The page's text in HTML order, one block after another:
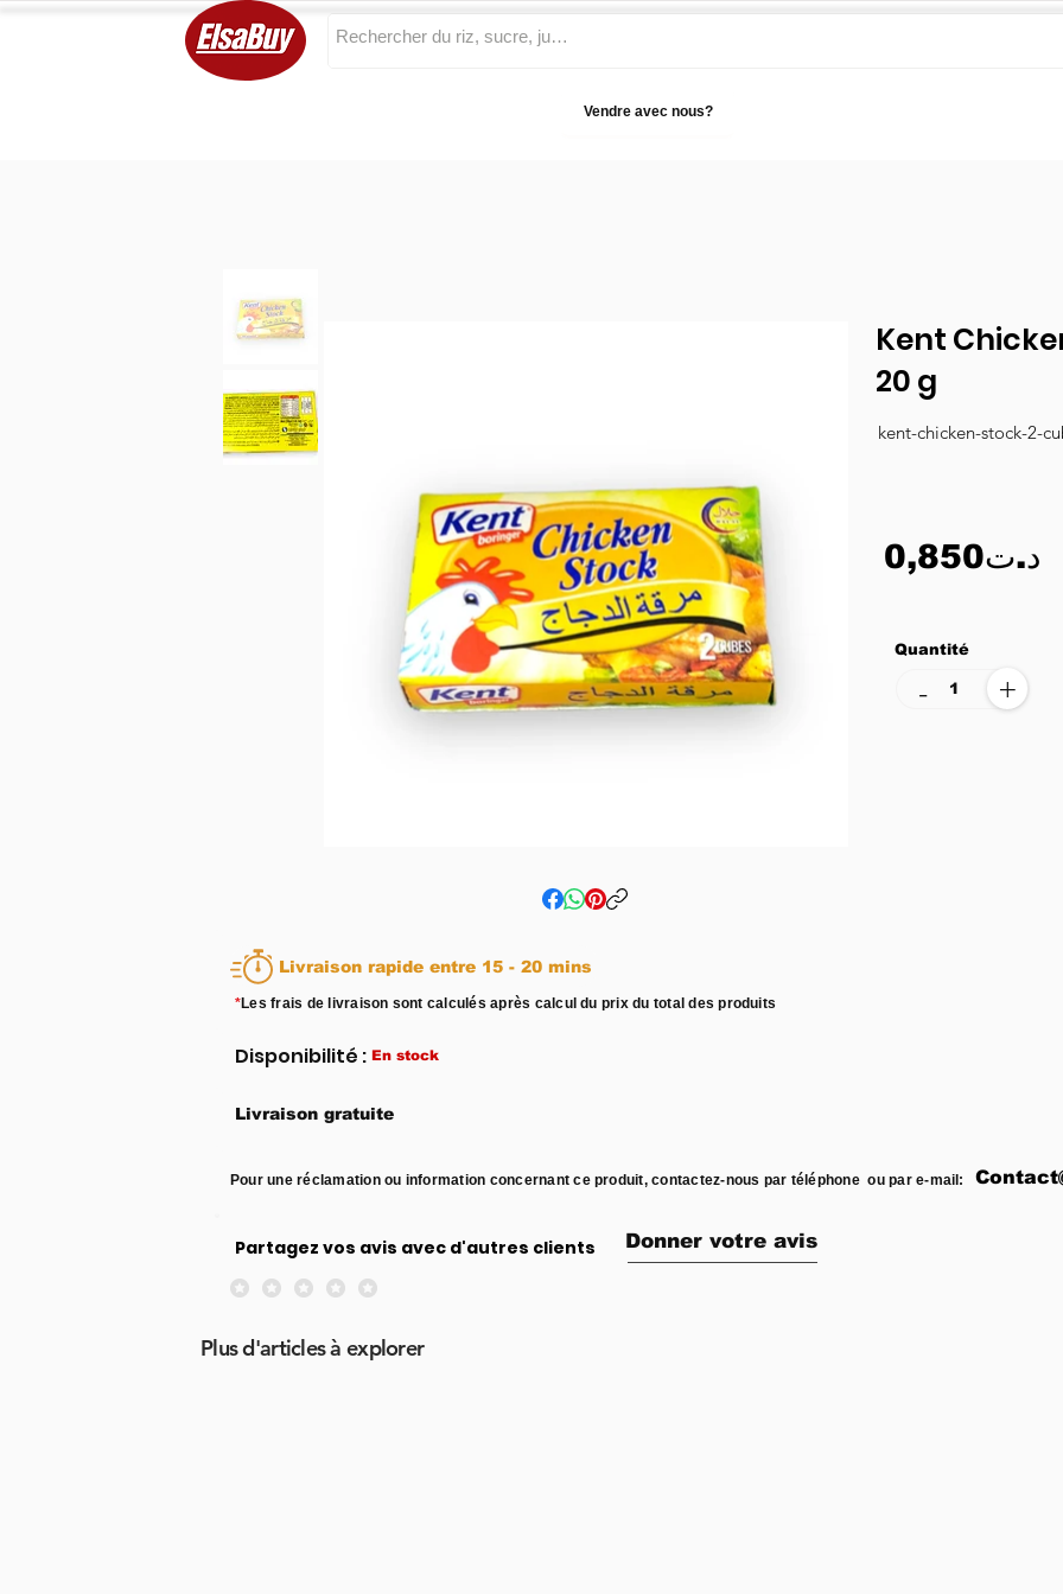
Vendre avec nous?
Kent
20 g
kent-chicken-stock-2-
0,850د.ت
Quantité
+
-
Livraison rapide entre 15 - 20 mins
*Les frais de livraison sont calculés après calcul du prix du total des produits
Disponibilité : En stock
Livraison gratuite
Pour une réclamation ou information concernant ce produit, contactez-nous par téléphone ou par e-mail:
Partagez vos avis avec d'autres clients Donner votre avis
Aucune note pour le moment
Plus d'articles à explorer